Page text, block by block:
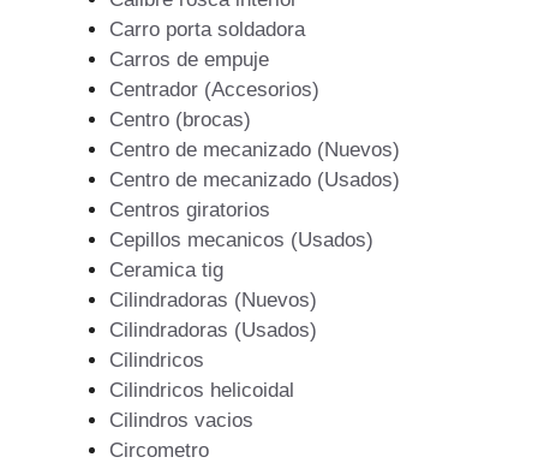
Carro porta soldadora
Carros de empuje
Centrador (Accesorios)
Centro (brocas)
Centro de mecanizado (Nuevos)
Centro de mecanizado (Usados)
Centros giratorios
Cepillos mecanicos (Usados)
Ceramica tig
Cilindradoras (Nuevos)
Cilindradoras (Usados)
Cilindricos
Cilindricos helicoidal
Cilindros vacios
Circometro